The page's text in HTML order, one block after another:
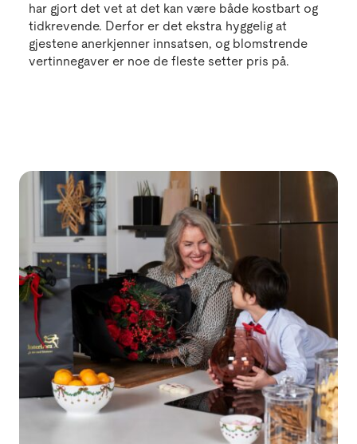
har gjort det vet at det kan være både kostbart og
tidkrevende. Derfor er det ekstra hyggelig at
gjestene anerkjenner innsatsen, og blomstrende
vertinnegaver er noe de fleste setter pris på.